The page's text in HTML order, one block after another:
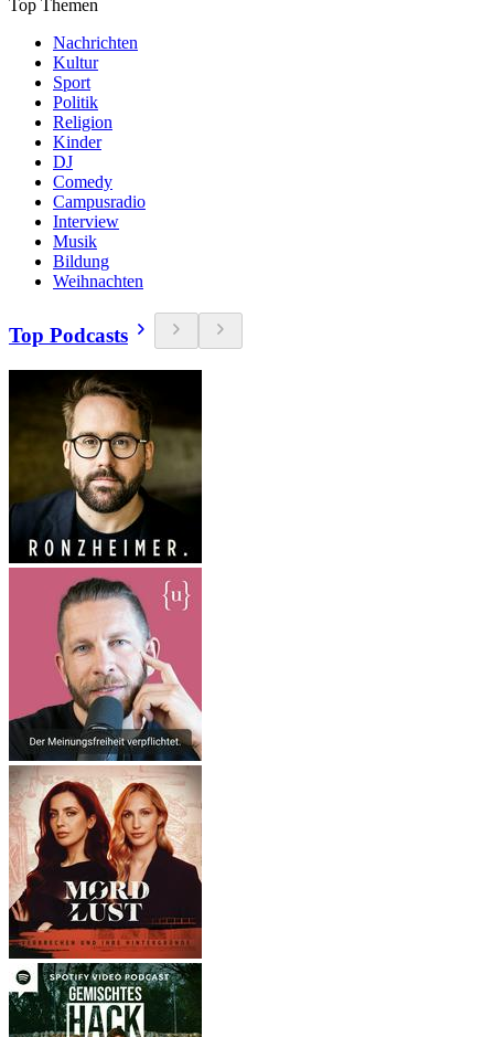
Top Themen
Nachrichten
Kultur
Sport
Politik
Religion
Kinder
DJ
Comedy
Campusradio
Interview
Musik
Bildung
Weihnachten
Top Podcasts